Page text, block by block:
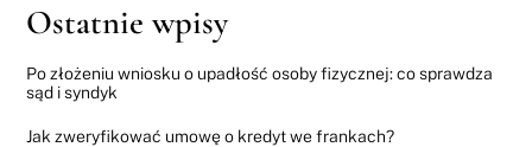
Ostatnie wpisy
Po złożeniu wniosku o upadłość osoby fizycznej: co sprawdza
sąd i syndyk
Jak zweryfikować umowę o kredyt we frankach?